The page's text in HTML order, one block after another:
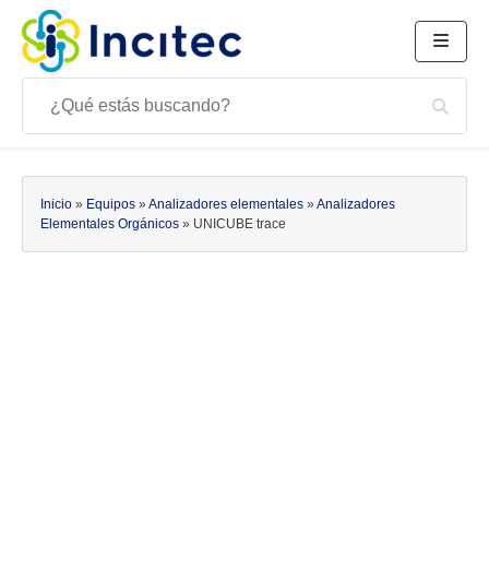
Buscar
Buscar
Inicio » Equipos » Analizadores elementales » Analizadores
Elementales Orgánicos » UNICUBE trace